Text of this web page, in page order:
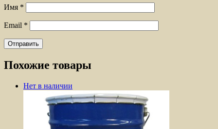
Имя *
Email *
Похожие товары
Нет в наличии